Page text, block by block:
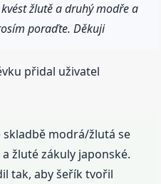
žlutě a druhý modře a
poraďte. Děkuji
přidal uživatel
skladbě modrá/žlutá se
žluté zákuly japonské.
tak, aby šeřík tvořil